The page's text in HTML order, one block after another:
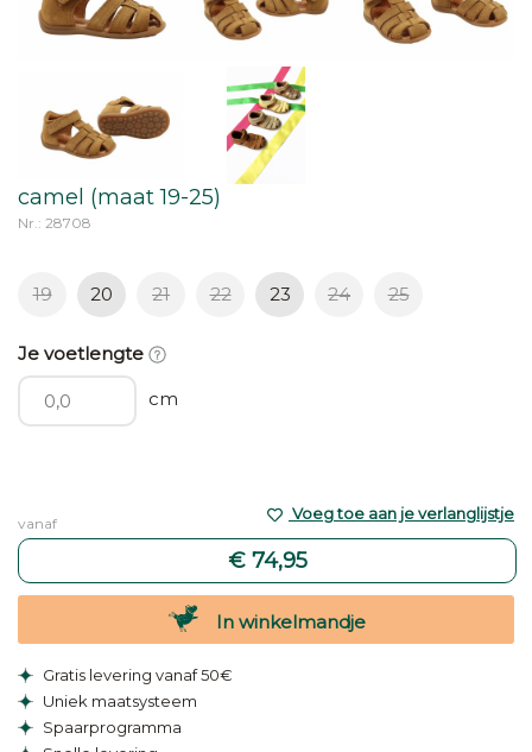
camel (maat 19-25)
Nr.: 28708
19 20 21 22 23 24 25
Je voetlengte
cm
vanaf
€ 74,95
Voeg toe aan je verlanglijstje
In winkelmandje
Gratis levering vanaf 50€
Uniek maatsysteem
Spaarprogramma